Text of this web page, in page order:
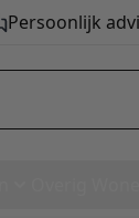
Persoonlijk